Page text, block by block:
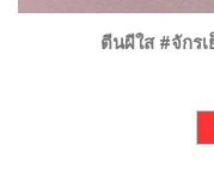
ตีนผีใส #จักร